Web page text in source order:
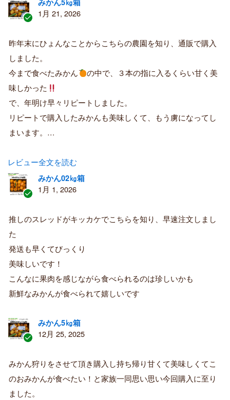
証
済
み
購
者
みかん5㎏箱
1月 21, 2026
昨年末にひょんなことからこちらの農園を知り、通販で購入
しました。
今まで食べたみかん
の中で、３本の指に入るくらい甘く美
味しかった
で、年明け早々リピートしました。
リピートで購入したみかんも美味しくて、もう虜になってし
まいます。…
レビュー全文を読む
証
済
購
者
みかん02㎏箱
1月 1, 2026
推しのスレッドがキッカケでこちらを知り、早速注文しまし
た
発送も早くてびっくり
美味しいです！
こんなに果肉を感じながら食べられるのは珍しいかも
新鮮なみかんが食べられて嬉しいです
証
済
み
購
みかん5㎏箱
12月 25, 2025
みかん狩りをさせて頂き購入し持ち帰り甘くて美味しくてこ
のおみかんが食べたい！と家族一同思い思い今回購入に至り
ました。